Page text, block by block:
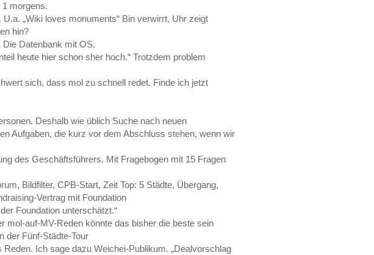
morgens.
„Wiki loves monuments“ Bin verwirrt, Uhr zeigt
hin?
Die Datenbank mit OS.
heute hier schon sher hoch.“ Trotzdem problem
sich, dass mol zu schnell redet. Finde ich jetzt
Deshalb wie üblich Suche nach neuen
Aufgaben, die kurz vor dem Abschluss stehen, wenn wir
des Geschäftsführers. Mit Fragebogen mit 15 Fragen
Bildfilter, CPB-Start, Zeit Top: 5 Städte, Übergang,
Vertrag mit Foundation
Foundation unterschätzt.“
mol-auf-MV-Reden könnte das bisher die beste sein
der Fünf-Städte-Tour
Ich sage dazu Weichei-Publikum. „Dealvorschlag